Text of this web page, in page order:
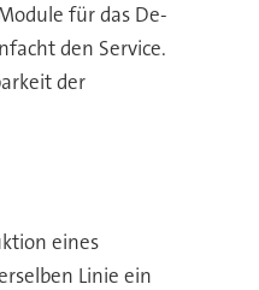
für das De-
den Service.
der
eines
Linie ein